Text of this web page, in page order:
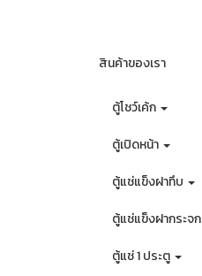
สินค้าของเรา
ตู้โชว์เค้ก
ตู้เปิดหน้า
ตู้แช่แข็งฝาทึบ
ตู้แช่แข็งฝากระจก
ตู้แช่ 1 ประตู